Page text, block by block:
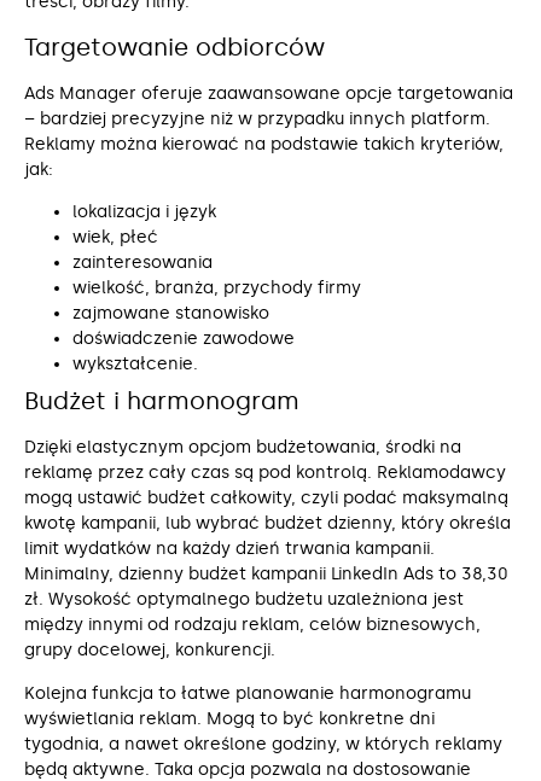
Targetowanie odbiorców
Ads Manager oferuje zaawansowane opcje targetowania
– bardziej precyzyjne niż w przypadku innych platform.
Reklamy można kierować na podstawie takich kryteriów,
jak:
lokalizacja i język
wiek, płeć
zainteresowania
wielkość, branża, przychody firmy
zajmowane stanowisko
doświadczenie zawodowe
wykształcenie.
Budżet i harmonogram
Dzięki elastycznym opcjom budżetowania, środki na
reklamę przez cały czas są pod kontrolą. Reklamodawcy
mogą ustawić budżet całkowity, czyli podać maksymalną
kwotę kampanii, lub wybrać budżet dzienny, który określa
limit wydatków na każdy dzień trwania kampanii.
Minimalny, dzienny budżet kampanii LinkedIn Ads to 38,30
zł. Wysokość optymalnego budżetu uzależniona jest
między innymi od rodzaju reklam, celów biznesowych,
grupy docelowej, konkurencji.
Kolejna funkcja to łatwe planowanie harmonogramu
wyświetlania reklam. Mogą to być konkretne dni
tygodnia, a nawet określone godziny, w których reklamy
będą aktywne. Taka opcja pozwala na dostosowanie